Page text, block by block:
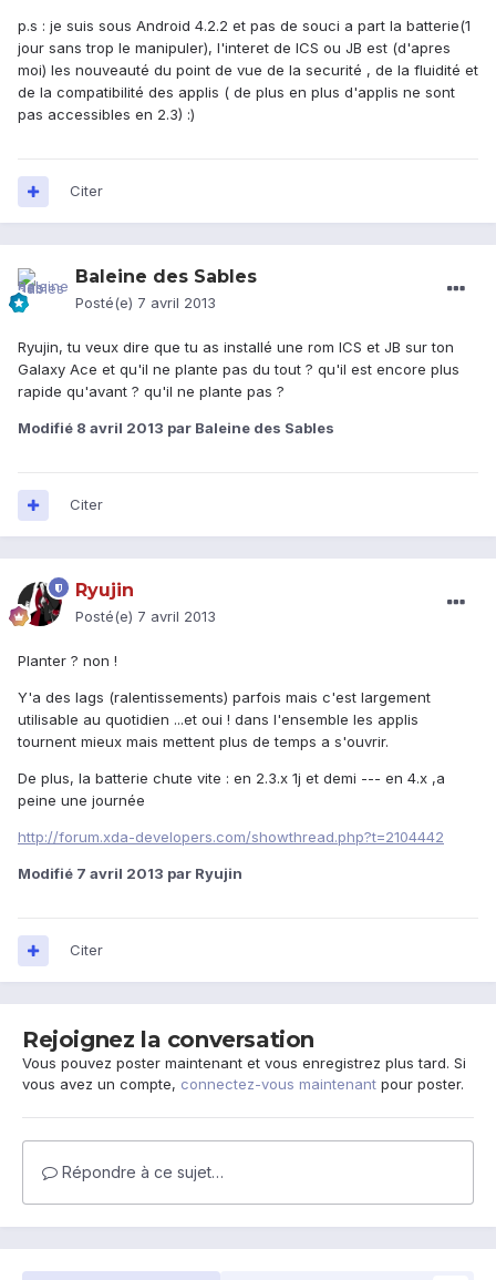
p.s : je suis sous Android 4.2.2 et pas de souci a part la batterie(1
jour sans trop le manipuler), l'interet de ICS ou JB est (d'apres
moi) les nouveauté du point de vue de la securité , de la fluidité et
de la compatibilité des applis ( de plus en plus d'applis ne sont
pas accessibles en 2.3) :)
Citer
Baleine des Sables
Posté(e) 7 avril 2013
Ryujin, tu veux dire que tu as installé une rom ICS et JB sur ton
Galaxy Ace et qu'il ne plante pas du tout ? qu'il est encore plus
rapide qu'avant ? qu'il ne plante pas ?
Modifié 8 avril 2013 par Baleine des Sables
Citer
Ryujin
Posté(e) 7 avril 2013
Planter ? non !
Y'a des lags (ralentissements) parfois mais c'est largement
utilisable au quotidien ...et oui ! dans l'ensemble les applis
tournent mieux mais mettent plus de temps a s'ouvrir.
De plus, la batterie chute vite : en 2.3.x 1j et demi --- en 4.x ,a
peine une journée
http://forum.xda-developers.com/showthread.php?t=2104442
Modifié 7 avril 2013 par Ryujin
Citer
Rejoignez la conversation
Vous pouvez poster maintenant et vous enregistrez plus tard. Si
vous avez un compte, connectez-vous maintenant pour poster.
Répondre à ce sujet…